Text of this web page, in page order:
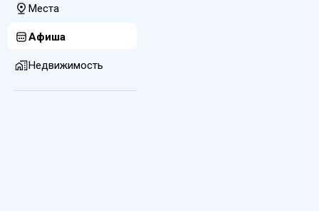
Места
Афиша
Недвижимость